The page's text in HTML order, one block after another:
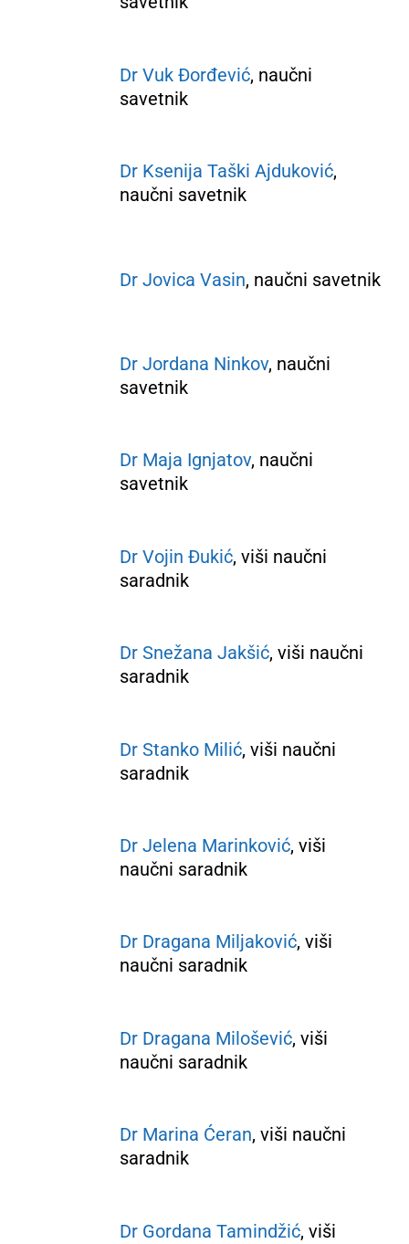
Dr Vuk Đorđević, naučni
savetnik
Dr Ksenija Taški Ajduković,
naučni savetnik
Dr Jovica Vasin, naučni savetnik
Dr Jordana Ninkov, naučni
savetnik
Dr Maja Ignjatov, naučni
savetnik
Dr Vojin Đukić, viši naučni
saradnik
Dr Snežana Jakšić, viši naučni
saradnik
Dr Stanko Milić, viši naučni
saradnik
Dr Jelena Marinković, viši
naučni saradnik
Dr Dragana Miljaković, viši
naučni saradnik
Dr Dragana Milošević, viši
naučni saradnik
Dr Marina Ćeran, viši naučni
saradnik
Dr Gordana Tamindžić, viši